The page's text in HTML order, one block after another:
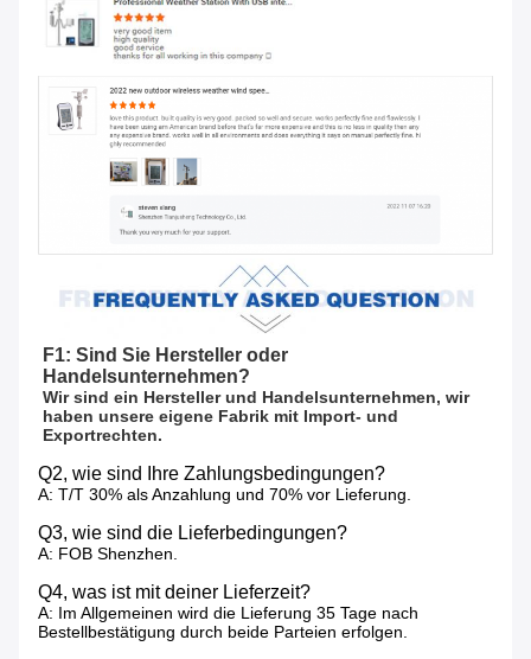
F1: Sind Sie Hersteller oder
Handelsunternehmen?
Wir sind ein Hersteller und Handelsunternehmen, wir
haben unsere eigene Fabrik mit Import- und
Exportrechten.
Q2, wie sind Ihre Zahlungsbedingungen?
A: T/T 30% als Anzahlung und 70% vor Lieferung.
Q3, wie sind die Lieferbedingungen?
A: FOB Shenzhen.
Q4, was ist mit deiner Lieferzeit?
A: Im Allgemeinen wird die Lieferung 35 Tage nach
Bestellbestätigung durch beide Parteien erfolgen.